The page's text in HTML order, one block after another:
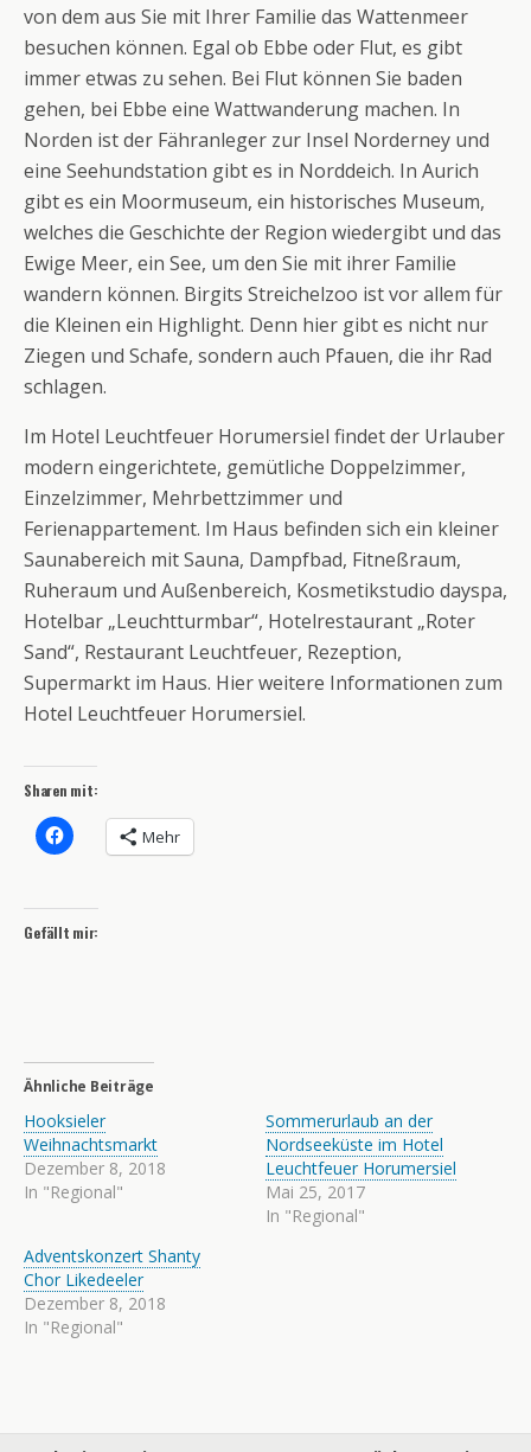
von dem aus Sie mit Ihrer Familie das Wattenmeer
besuchen können. Egal ob Ebbe oder Flut, es gibt
immer etwas zu sehen. Bei Flut können Sie baden
gehen, bei Ebbe eine Wattwanderung machen. In
Norden ist der Fähranleger zur Insel Norderney und
eine Seehundstation gibt es in Norddeich. In Aurich
gibt es ein Moormuseum, ein historisches Museum,
welches die Geschichte der Region wiedergibt und das
Ewige Meer, ein See, um den Sie mit ihrer Familie
wandern können. Birgits Streichelzoo ist vor allem für
die Kleinen ein Highlight. Denn hier gibt es nicht nur
Ziegen und Schafe, sondern auch Pfauen, die ihr Rad
schlagen.
Im Hotel Leuchtfeuer Horumersiel findet der Urlauber
modern eingerichtete, gemütliche Doppelzimmer,
Einzelzimmer, Mehrbettzimmer und
Ferienappartement. Im Haus befinden sich ein kleiner
Saunabereich mit Sauna, Dampfbad, Fitneßraum,
Ruheraum und Außenbereich, Kosmetikstudio dayspa,
Hotelbar „Leuchtturmbar“, Hotelrestaurant „Roter
Sand“, Restaurant Leuchtfeuer, Rezeption,
Supermarkt im Haus. Hier weitere Informationen zum
Hotel Leuchtfeuer Horumersiel.
Sharen mit:
Mehr
Gefällt mir:
Ähnliche Beiträge
Hooksieler
Weihnachtsmarkt
Dezember 8, 2018
In "Regional"
Sommerurlaub an der
Nordseeküste im Hotel
Leuchtfeuer Horumersiel
Mai 25, 2017
In "Regional"
Adventskonzert Shanty
Chor Likedeeler
Dezember 8, 2018
In "Regional"